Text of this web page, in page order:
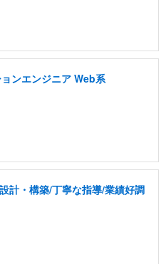
ンエンジニア Web系
計・構築/丁寧な指導/業績好調